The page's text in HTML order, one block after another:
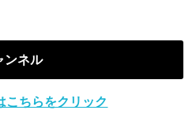
ンネル
ちらをクリック